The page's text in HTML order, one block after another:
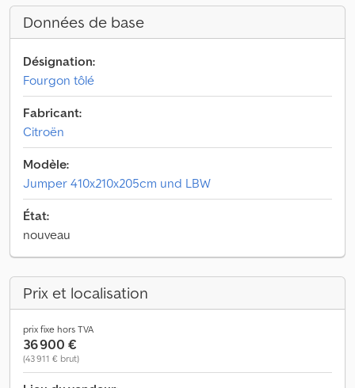
Données de base
Désignation:
Fourgon tôlé
Fabricant:
Citroën
Modèle:
Jumper 410x210x205cm und LBW
État:
nouveau
Prix et localisation
prix fixe hors TVA
36 900 €
(43 911 € brut)